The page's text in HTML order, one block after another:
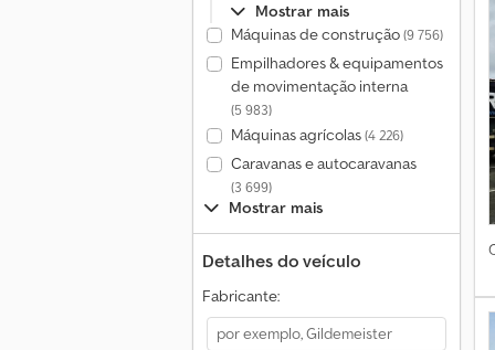
Mostrar mais
Máquinas de construção(9 756)
Empilhadores & equipamentos
de movimentação interna
(5 983)
Máquinas agrícolas(4 226)
Caravanas e autocaravanas
(3 699)
Mostrar mais
Detalhes do veículo
Fabricante: